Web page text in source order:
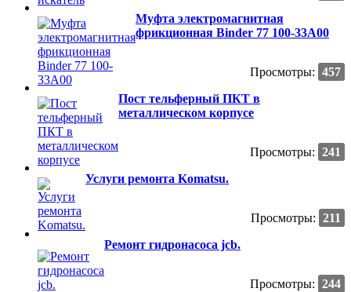
Муфта электромагнитная
фрикционная Binder 77 100-33A00
Просмотры: 457
Пост тельферный ПКТ в
металлическом корпусе
Просмотры: 241
Услуги ремонта Komatsu.
Просмотры: 211
Ремонт гидронасоса jcb.
Просмотры: 244